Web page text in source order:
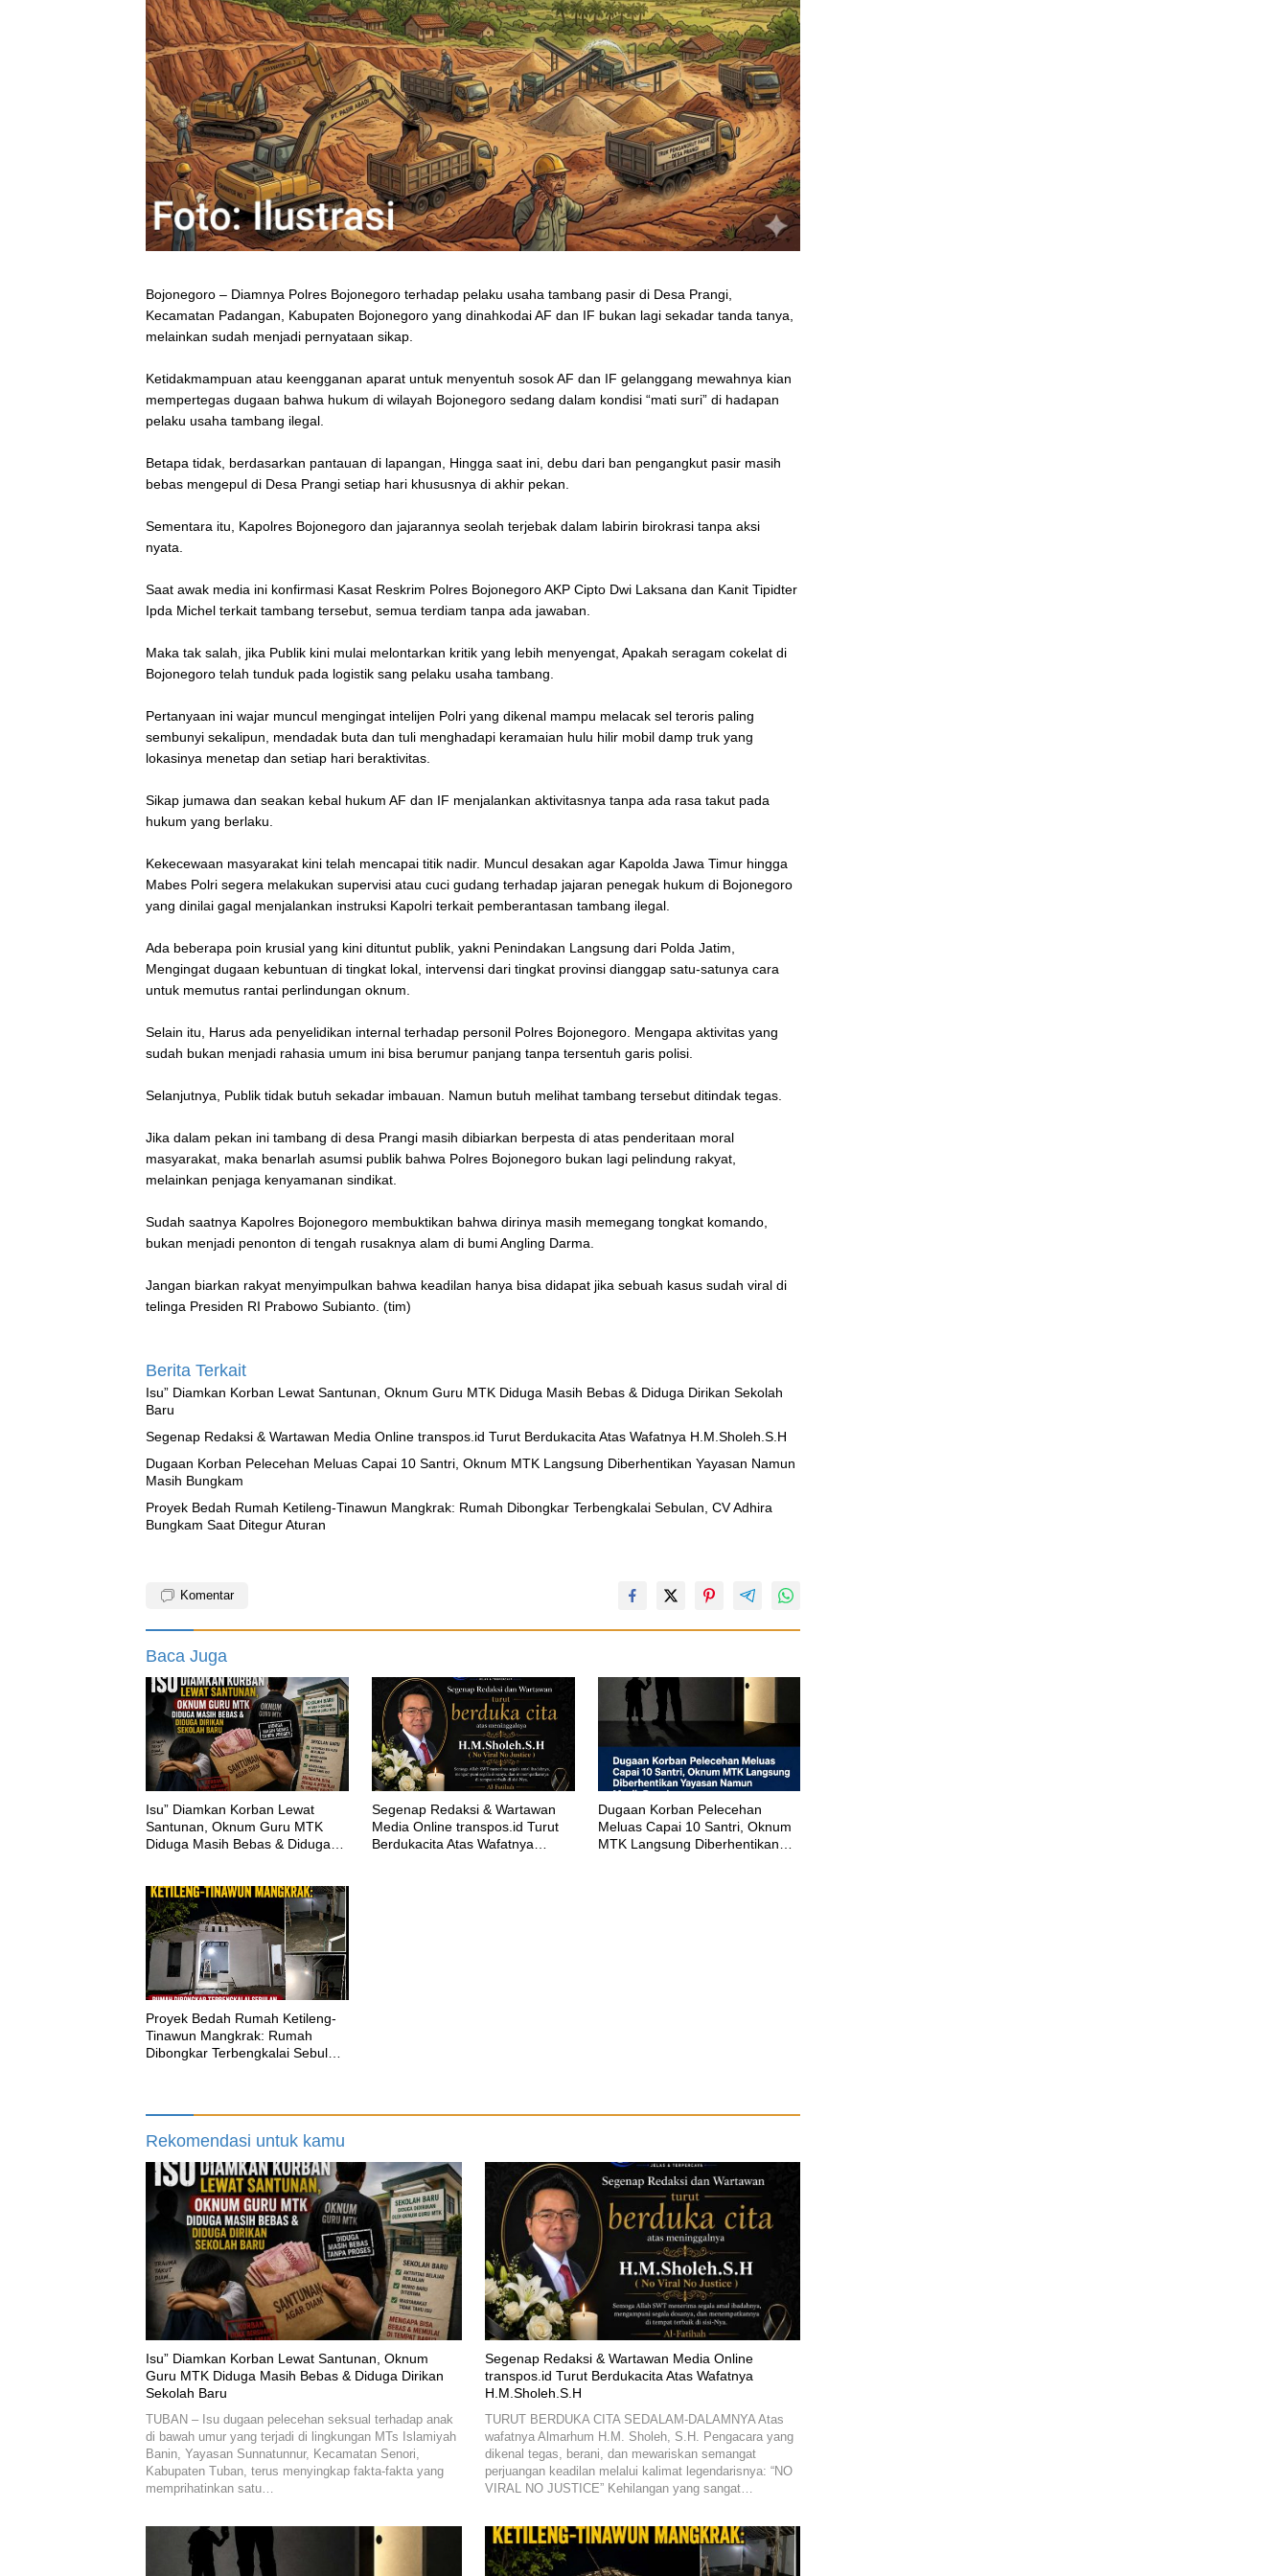
Bojonegoro – Diamnya Polres Bojonegoro terhadap pelaku usaha tambang pasir di Desa Prangi,
Kecamatan Padangan, Kabupaten Bojonegoro yang dinahkodai AF dan IF bukan lagi sekadar tanda tanya,
melainkan sudah menjadi pernyataan sikap.
‎Ketidakmampuan atau keengganan aparat untuk menyentuh sosok AF dan IF gelanggang mewahnya kian
mempertegas dugaan bahwa hukum di wilayah Bojonegoro sedang dalam kondisi “mati suri” di hadapan
pelaku usaha tambang ilegal.
‎Betapa tidak, berdasarkan pantauan di lapangan, Hingga saat ini, debu dari ban pengangkut pasir masih
bebas mengepul di Desa Prangi setiap hari khususnya di akhir pekan.
‎Sementara itu, Kapolres Bojonegoro dan jajarannya seolah terjebak dalam labirin birokrasi tanpa aksi
nyata.
‎Saat awak media ini konfirmasi Kasat Reskrim Polres Bojonegoro AKP Cipto Dwi Laksana dan Kanit Tipidter
Ipda Michel terkait tambang tersebut, semua terdiam tanpa ada jawaban.
‎Maka tak salah, jika Publik kini mulai melontarkan kritik yang lebih menyengat, Apakah seragam cokelat di
Bojonegoro telah tunduk pada logistik sang pelaku usaha tambang.
‎Pertanyaan ini wajar muncul mengingat intelijen Polri yang dikenal mampu melacak sel teroris paling
sembunyi sekalipun, mendadak buta dan tuli menghadapi keramaian hulu hilir mobil damp truk yang
lokasinya menetap dan setiap hari beraktivitas.
‎Sikap jumawa dan seakan kebal hukum AF dan IF menjalankan aktivitasnya tanpa ada rasa takut pada
hukum yang berlaku.
‎Kekecewaan masyarakat kini telah mencapai titik nadir. Muncul desakan agar Kapolda Jawa Timur hingga
Mabes Polri segera melakukan supervisi atau cuci gudang terhadap jajaran penegak hukum di Bojonegoro
yang dinilai gagal menjalankan instruksi Kapolri terkait pemberantasan tambang ilegal.
‎Ada beberapa poin krusial yang kini dituntut publik, yakni Penindakan Langsung dari Polda Jatim,
Mengingat dugaan kebuntuan di tingkat lokal, intervensi dari tingkat provinsi dianggap satu-satunya cara
untuk memutus rantai perlindungan oknum.
‎Selain itu, Harus ada penyelidikan internal terhadap personil Polres Bojonegoro. Mengapa aktivitas yang
sudah bukan menjadi rahasia umum ini bisa berumur panjang tanpa tersentuh garis polisi.
‎Selanjutnya, Publik tidak butuh sekadar imbauan. Namun butuh melihat tambang tersebut ditindak tegas.
‎Jika dalam pekan ini tambang di desa Prangi masih dibiarkan berpesta di atas penderitaan moral
masyarakat, maka benarlah asumsi publik bahwa Polres Bojonegoro bukan lagi pelindung rakyat,
melainkan penjaga kenyamanan sindikat.
‎Sudah saatnya Kapolres Bojonegoro membuktikan bahwa dirinya masih memegang tongkat komando,
bukan menjadi penonton di tengah rusaknya alam di bumi Angling Darma.
‎Jangan biarkan rakyat menyimpulkan bahwa keadilan hanya bisa didapat jika sebuah kasus sudah viral di
telinga Presiden RI Prabowo Subianto. (tim)
Berita Terkait
‎Isu” Diamkan Korban Lewat Santunan, Oknum Guru MTK Diduga Masih Bebas & Diduga Dirikan Sekolah
Baru
Segenap Redaksi & Wartawan Media Online transpos.id Turut Berdukacita Atas Wafatnya H.M.Sholeh.S.H
‎Dugaan Korban Pelecehan Meluas Capai 10 Santri, Oknum MTK Langsung Diberhentikan Yayasan Namun
Masih Bungkam
Proyek Bedah Rumah Ketileng-Tinawun Mangkrak: Rumah Dibongkar Terbengkalai Sebulan, CV Adhira
Bungkam Saat Ditegur Aturan
Komentar
Baca Juga
‎Isu” Diamkan Korban Lewat
Santunan, Oknum Guru MTK
Diduga Masih Bebas & Diduga
Segenap Redaksi & Wartawan
Media Online transpos.id Turut
Berdukacita Atas Wafatnya
‎Dugaan Korban Pelecehan
Meluas Capai 10 Santri, Oknum
MTK Langsung Diberhentikan
Proyek Bedah Rumah Ketileng-
Tinawun Mangkrak: Rumah
Dibongkar Terbengkalai Sebulan,
Rekomendasi untuk kamu
‎Isu” Diamkan Korban Lewat Santunan, Oknum
Guru MTK Diduga Masih Bebas & Diduga Dirikan
Sekolah Baru
TUBAN – Isu dugaan pelecehan seksual terhadap anak
di bawah umur yang terjadi di lingkungan MTs Islamiyah
Banin, Yayasan Sunnatunnur, Kecamatan Senori,
Kabupaten Tuban, terus menyingkap fakta-fakta yang
memprihatinkan satu…
Segenap Redaksi & Wartawan Media Online
transpos.id Turut Berdukacita Atas Wafatnya
H.M.Sholeh.S.H
TURUT BERDUKA CITA SEDALAM-DALAMNYA Atas
wafatnya Almarhum H.M. Sholeh, S.H. Pengacara yang
dikenal tegas, berani, dan mewariskan semangat
perjuangan keadilan melalui kalimat legendarisnya: “NO
VIRAL NO JUSTICE” Kehilangan yang sangat…